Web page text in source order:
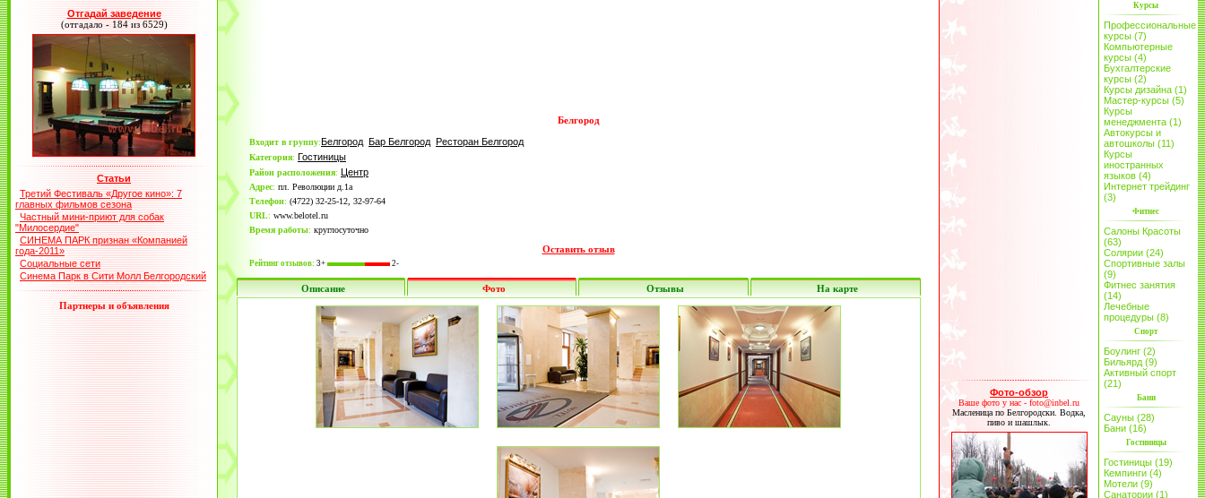
Отгадай заведение
(отгадало - 184 из 6529)
Статьи
Третий Фестиваль «Другое кино»: 7
главных фильмов сезона
Частный мини-приют для собак
"Милосердие"
СИНЕМА ПАРК признан «Компанией
года-2011»
Социальные сети
Синема Парк в Сити Молл Белгородский
Партнеры и объявления
Белгород
Входит в группу:Белгород Бар Белгород Ресторан Белгород
Категория: Гостиницы
Район расположения: Центр
Адрес: пл. Революции д.1а
Телефон: (4722) 32-25-12, 32-97-64
URL: www.belotel.ru
Время работы: круглосуточно
Оставить отзыв
Рейтинг отзывов: 3+ 2-
Описание Фото Отзывы На карте
Фото-обзор
Ваше фото у нас - foto@inbel.ru
Масленица по Белгородски. Водка,
пиво и шашлык.
Курсы
Профессиональные
курсы (7)
Компьютерные
курсы (4)
Бухгалтерские
курсы (2)
Курсы дизайна (1)
Мастер-курсы (5)
Курсы
менеджмента (1)
Автокурсы и
автошколы (11)
Курсы
иностранных
языков (4)
Интернет трейдинг
(3)
Фитнес
Салоны Красоты
(63)
Солярии (24)
Спортивные залы
(9)
Фитнес занятия
(14)
Лечебные
процедуры (8)
Спорт
Боулинг (2)
Бильярд (9)
Активный спорт
(21)
Бани
Сауны (28)
Бани (16)
Гостиницы
Гостиницы (19)
Кемпинги (4)
Мотели (9)
Санатории (1)